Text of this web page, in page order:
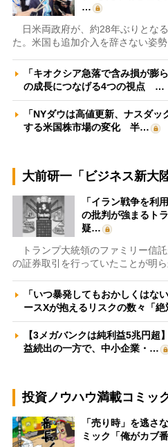
…
日米両政府が、約28年ぶりとな
た。米国も追加介入を辞さない姿
「キオクシア急落で含み損が
の成長につなげる4つの視点 …
「NYダウは高値更新、ナスダ
する米国株市場の変化 半…
大前研一「ビジネス新大
「イラン戦争を利
の批判が強まるト
疑…
トランプ大統領のファミリー信
の証券取引を行っていたことが明
「いつ暴発してもおかしくはな
ースXが抱えるリスクの数々「
【3メガバンクは純利益5兆円超
益続出の一方で、中小企業・…
投資ノウハウ満載コミッ
「売り時」を逃さ
ミック「俺がカブ